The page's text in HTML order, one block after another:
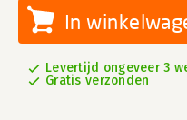
In
Levertijd ongeveer 3
Gratis verzonden